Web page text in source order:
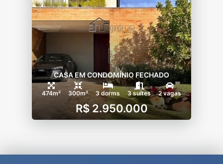
CASA EM CONDOMÍNIO FECHADO
474m² 300m² 3 dorms 3 suítes 2 vagas
R$ 2.950.000